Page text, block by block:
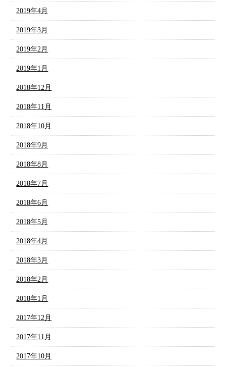
2019年4月
2019年3月
2019年2月
2019年1月
2018年12月
2018年11月
2018年10月
2018年9月
2018年8月
2018年7月
2018年6月
2018年5月
2018年4月
2018年3月
2018年2月
2018年1月
2017年12月
2017年11月
2017年10月